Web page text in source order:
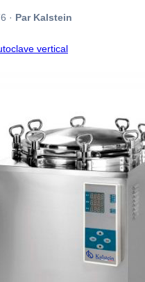
· Par Kalstein
vertical